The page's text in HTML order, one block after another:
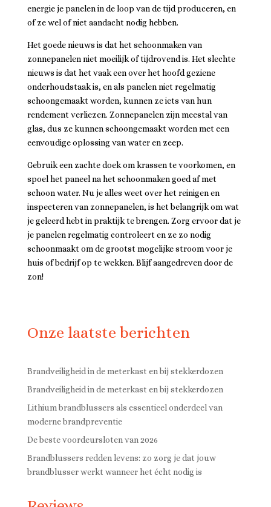
energie je panelen in de loop van de tijd produceren, en
of ze wel of niet aandacht nodig hebben.
Het goede nieuws is dat het schoonmaken van
zonnepanelen niet moeilijk of tijdrovend is. Het slechte
nieuws is dat het vaak een over het hoofd geziene
onderhoudstaak is, en als panelen niet regelmatig
schoongemaakt worden, kunnen ze iets van hun
rendement verliezen. Zonnepanelen zijn meestal van
glas, dus ze kunnen schoongemaakt worden met een
eenvoudige oplossing van water en zeep.
Gebruik een zachte doek om krassen te voorkomen, en
spoel het paneel na het schoonmaken goed af met
schoon water. Nu je alles weet over het reinigen en
inspecteren van zonnepanelen, is het belangrijk om wat
je geleerd hebt in praktijk te brengen. Zorg ervoor dat je
je panelen regelmatig controleert en ze zo nodig
schoonmaakt om de grootst mogelijke stroom voor je
huis of bedrijf op te wekken. Blijf aangedreven door de
zon!
Onze laatste berichten
Brandveiligheid in de meterkast en bij stekkerdozen
Brandveiligheid in de meterkast en bij stekkerdozen
Lithium brandblussers als essentieel onderdeel van
moderne brandpreventie
De beste voordeursloten van 2026
Brandblussers redden levens: zo zorg je dat jouw
brandblusser werkt wanneer het écht nodig is